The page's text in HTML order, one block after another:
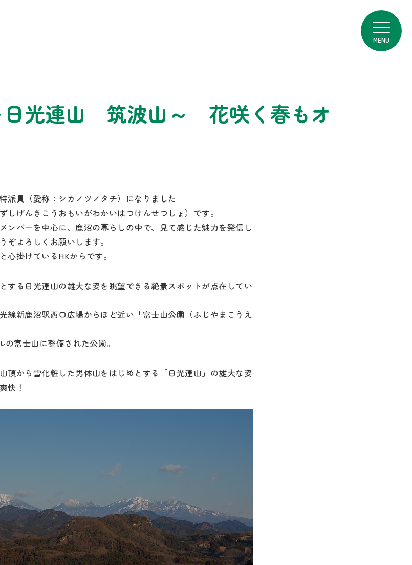
MENU
日光連山 筑波山～ 花咲く春もオ
派員（愛称：シカノツノタチ）になりました
しげんきこうおもいがわかいはつけんせつしょ）です。
ンバーを中心に、鹿沼の暮らしの中で、見て感じた魅力を発信し
ぞよろしくお願いします。
心掛けているHKからです。
する日光連山の雄大な姿を眺望できる絶景スポットが点在してい
線新鹿沼駅西口広場からほど近い「富士山公園（ふじやまこうえ
富士山に整備された公園。
頂から雪化粧した男体山をはじめとする「日光連山」の雄大な姿
快！